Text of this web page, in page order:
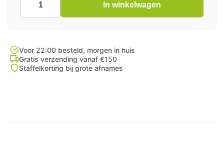
Saladebak
Verscontainer
Transparant
aantal
In winkelwagen
Voor 22:00 besteld, morgen in huis
Gratis verzending vanaf €150
Staffelkorting bij grote afnames